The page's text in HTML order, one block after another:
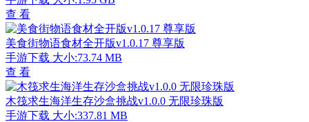
查 看
美食街物语食材全开版v1.0.17 尊享版
手游下载 大小:73.74 MB
查 看
木筏求生海洋生存沙盒挑战v1.0.0 无限珍珠版
手游下载 大小:337.81 MB